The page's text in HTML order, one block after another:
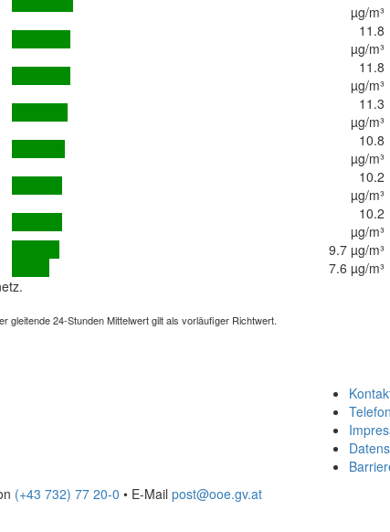
µg/m³
11.8
µg/m³
11.8
µg/m³
11.3
µg/m³
10.8
µg/m³
10.2
µg/m³
10.2
µg/m³
9.7 µg/m³
7.6 µg/m³
gleitende 24-Stunden Mittelwert gilt als vorläufiger Richtwert.
(+43 732) 77 20-0 • E-Mail post@ooe.gv.at